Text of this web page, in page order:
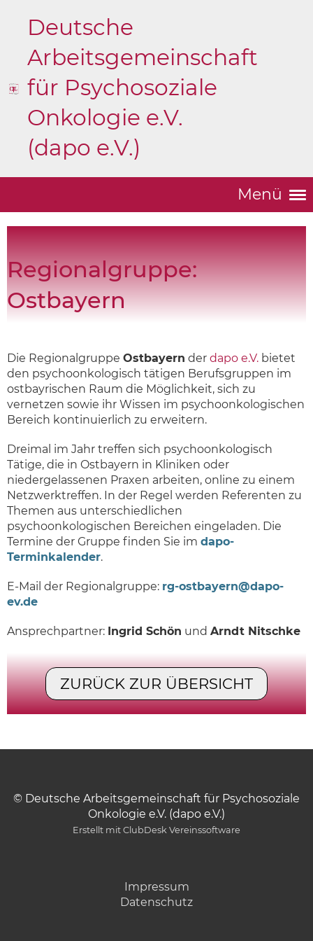
Deutsche
Arbeitsgemeinschaft
für Psychosoziale
Onkologie e.V.
(dapo e.V.)
Menü
Regionalgruppe:
Ostbayern
Die Regionalgruppe Ostbayern der dapo e.V. bietet
den psychoonkologisch tätigen Berufsgruppen im
ostbayrischen Raum die Möglichkeit, sich zu
vernetzen sowie ihr Wissen im psychoonkologischen
Bereich kontinuierlich zu erweitern.
Dreimal im Jahr treffen sich psychoonkologisch
Tätige, die in Ostbayern in Kliniken oder
niedergelassenen Praxen arbeiten, online zu einem
Netzwerktreffen. In der Regel werden Referenten zu
Themen aus unterschiedlichen
psychoonkologischen Bereichen eingeladen. Die
Termine der Gruppe finden Sie im dapo-
Terminkalender.
E-Mail der Regionalgruppe: rg-ostbayern@dapo-
ev.de
Ansprechpartner: Ingrid Schön und Arndt Nitschke
ZURÜCK ZUR ÜBERSICHT
© Deutsche Arbeitsgemeinschaft für Psychosoziale
Onkologie e.V. (dapo e.V.)
Erstellt mit ClubDesk Vereinssoftware
Impressum
Datenschutz